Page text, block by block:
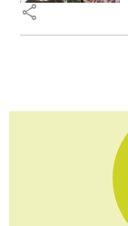
share